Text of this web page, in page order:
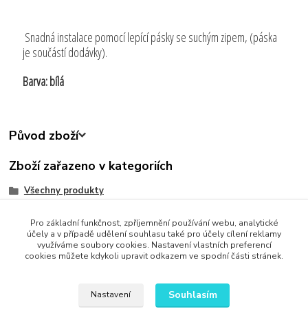
Snadná instalace pomocí lepící pásky se suchým zipem, (páska
je součástí dodávky).
Barva: bílá
Původ zboží
Zboží zařazeno v kategoriích
Všechny produkty
Bytové Doplňky
Upravit sběr cookies.
Pro základní funkčnost, zpříjemnění používání webu, analytické
účely a v případě udělení souhlasu také pro účely cílení reklamy
využíváme soubory cookies. Nastavení vlastních preferencí
cookies můžete kdykoli upravit odkazem ve spodní části stránek.
Nastavení Souhlasím